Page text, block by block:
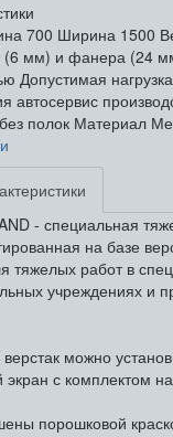
700 Ширина 1500
(6 мм) и фанера (24
Допустимая
автосервис
без полок Материал
- специальная
на базе
тяжелых работ в
учреждениях и
можно
с комплектом
порошковой